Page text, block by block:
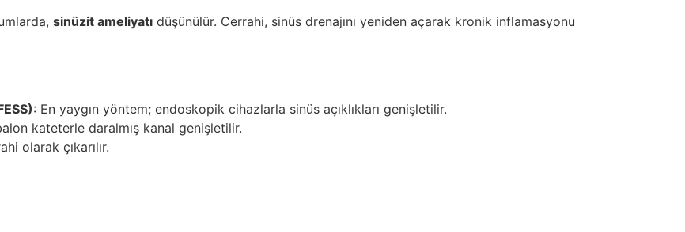
sinüzit ameliyatı düşünülür. Cerrahi, sinüs drenajını yeniden açarak kronik inflamasyonu
: En yaygın yöntem; endoskopik cihazlarla sinüs açıklıkları genişletilir.
kateterle daralmış kanal genişletilir.
olarak çıkarılır.